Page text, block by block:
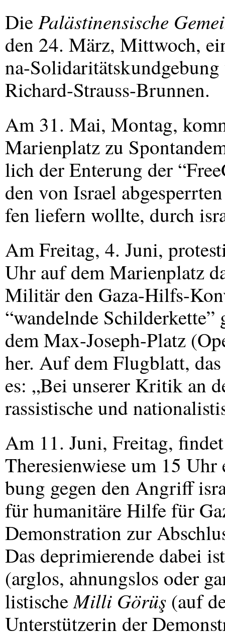
DiePalästinensische
den 24. März, Mittwoch,
na-
Richard-Strauss-Brunnen.
Am 31. Mai, Montag,
Marienplatz zu
lich der Enterung der
den von Israel
fen liefern wollte, durch
Am Freitag, 4. Juni,
Uhr auf dem Marienplatz
Militär den Gaza-Hilfs-
“wandelnde
dem Max-Joseph-Platz
her. Auf dem Flugblatt,
es: „Bei unserer Kritik an
rassistische und
Am 11. Juni, Freitag,
Theresienwiese um 15
bung gegen den Angriff
für humanitäre Hilfe für
Demonstration zur
Das deprimierende dabei
(arglos, ahnungslos oder
listischeMilli Görüş (auf
Unterstützerin der